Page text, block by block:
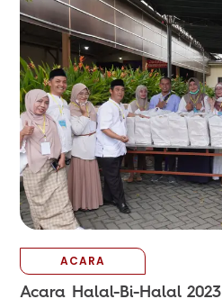
ACARA
Acara Halal-Bi-Halal 2023